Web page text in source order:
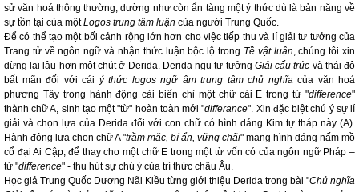
sử văn hoá thông thường, dường như còn ẩn tàng một ý thức dù là bản năng về
sự tồn tại của mộtLogos trung tâm luận của người Trung Quốc.
Để có thể tạo một bối cảnh rộng lớn hơn cho việc tiếp thu và lí giải tư tưởng của
Trang tử về ngôn ngữ và nhận thức luận bộc lộ trong Tề vật luận, chúng tôi xin
dừng lại lâu hơn một chút ở Derida. Derida ngụ tư tưởng Giải cấu trúc và thái độ
bất mãn đối với cái ý thức logos ngữ âm trung tâm chủ nghĩa của văn hoá
phương Tây trong hành động cải biến chỉ một chữ cái E trong từ "difference"
thành chữ A, sinh tạo một "từ" hoàn toàn mới "differance". Xin đặc biệt chú ý sự lí
giải và chọn lựa của Derida đối với con chữ có hình dáng Kim tự tháp này (A).
Hành động lựa chọn chữ A "trầm mặc, bí ẩn, vững chãi" mang hình dáng nấm mồ
cổ đại Ai Cập, để thay cho một chữ E trong một từ vốn có của ngôn ngữ Pháp –
từ "difference" - thu hút sự chú ý của trí thức châu Âu.
Học giả Trung Quốc Dương Nãi Kiều từng giới thiệu Derida trong bài "Chủ nghĩa